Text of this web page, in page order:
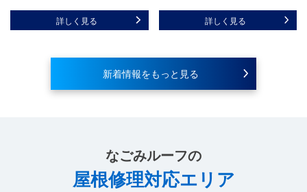
詳しく見る 詳しく見る
新着情報をもっと見る
なごみルーフの
屋根修理対応エリア